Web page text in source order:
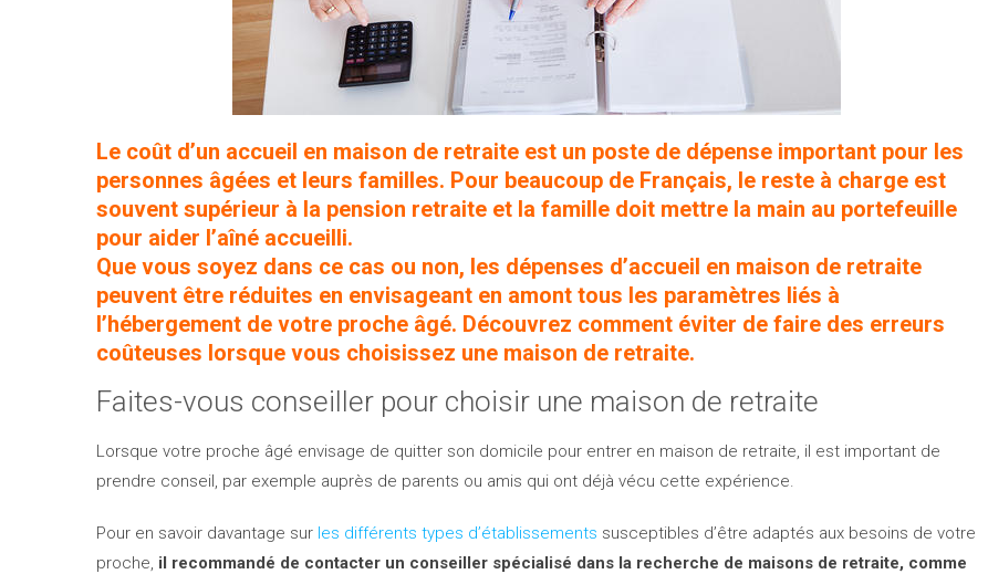
Le coût d’un accueil en maison de retraite est un poste de dépense important pour les
personnes âgées et leurs familles. Pour beaucoup de Français, le reste à charge est
souvent supérieur à la pension retraite et la famille doit mettre la main au portefeuille
pour aider l’aîné accueilli.
Que vous soyez dans ce cas ou non, les dépenses d’accueil en maison de retraite
peuvent être réduites en envisageant en amont tous les paramètres liés à
l’hébergement de votre proche âgé. Découvrez comment éviter de faire des erreurs
coûteuses lorsque vous choisissez une maison de retraite.
Faites-vous conseiller pour choisir une maison de retraite
Lorsque votre proche âgé envisage de quitter son domicile pour entrer en maison de retraite, il est important de
prendre conseil, par exemple auprès de parents ou amis qui ont déjà vécu cette expérience.
Pour en savoir davantage sur les différents types d’établissements susceptibles d’être adaptés aux besoins de votre
proche, il recommandé de contacter un conseiller spécialisé dans la recherche de maisons de retraite, comme